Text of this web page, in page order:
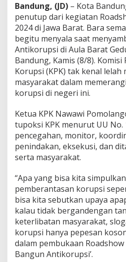
:
T
g
k
a
t
k
a
n
e
r
a
n
S
e
t
a
M
a
s
y
a
a
k
Bandung, (JD) – Kota
penutup dari kegiatan
2024 di Jawa Barat. Bara
begitu menyala saat
Antikorupsi di Aula Barat
Bandung, Kamis (8/8).
Korupsi (KPK) tak kenal lelah
masyarakat dalam
korupsi di negeri ini.
Ketua KPK Nawawi
tupoksi KPK menurut UU No.
pencegahan, monitor,
penindakan, eksekusi, dan
serta masyarakat.
“Apa yang bisa kita
pemberantasan korupsi
bisa kita sebutkan upaya
kalau tidak bergandengan
keterlibatan masyarakat,
korupsi hanya pepesan
dalam pembukaan Roadshow
Bangun Antikorupsi’.